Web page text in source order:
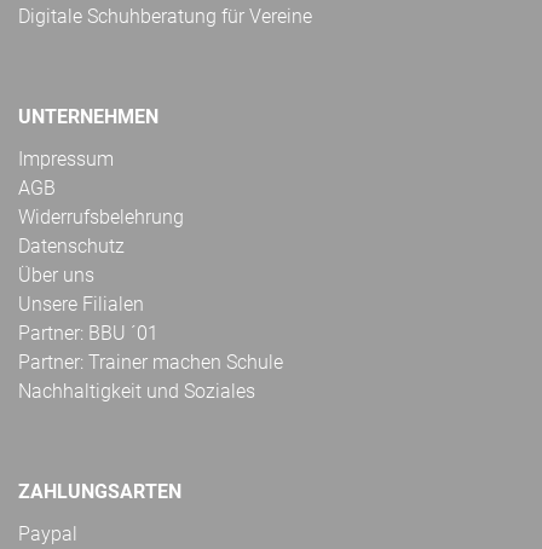
Digitale Schuhberatung für Vereine
UNTERNEHMEN
Impressum
AGB
Widerrufsbelehrung
Datenschutz
Über uns
Unsere Filialen
Partner: BBU ´01
Partner: Trainer machen Schule
Nachhaltigkeit und Soziales
ZAHLUNGSARTEN
Paypal